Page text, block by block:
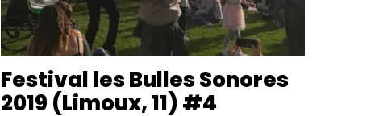
Festival les Bulles Sonores
2019 (Limoux, 11) #4